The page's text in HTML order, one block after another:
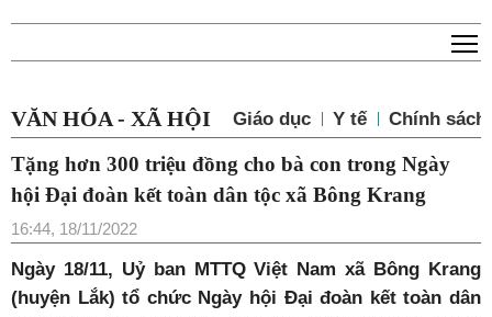
VĂN HÓA - XÃ HỘI Giáo dục Y tế Chính
Tặng hơn 300 triệu đồng cho bà con trong
Ngày hội Đại đoàn kết toàn dân tộc xã
Bông Krang
16:44, 18/11/2022
Ngày 18/11, Uỷ ban MTTQ Việt Nam xã Bông Krang